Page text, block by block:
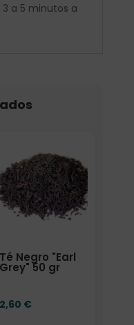
3 a 5 minutos a
Té Negro "Earl
Grey" 50 gr
2,60 €